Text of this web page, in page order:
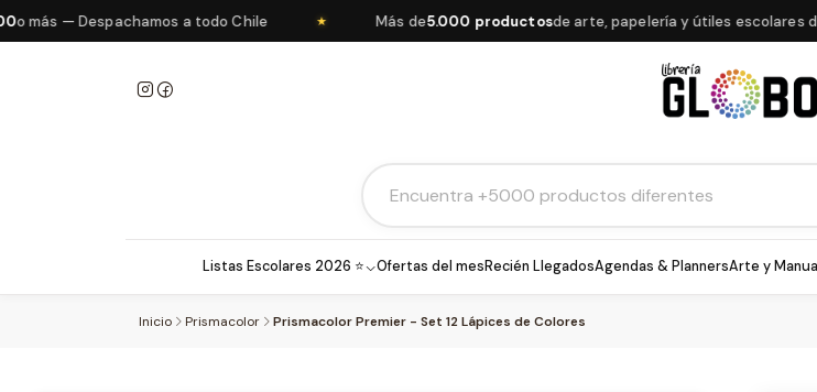
— Despachamos a todo Chile Más de5.000 productosde arte, papelería y útiles escolares de las
Listas Escolares 2026 ⭐ Ofertas del mesRecién LlegadosAgendas & PlannersArte y
Inicio Prismacolor Prismacolor Premier - Set 12 Lápices de Colores